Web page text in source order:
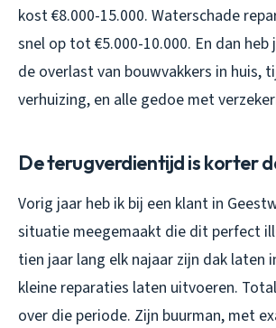
kost €8.000-15.000. Waterschade
snel op tot €5.000-10.000. En dan heb
de overlast van bouwvakkers in huis,
verhuizing, en alle gedoe met
De terugverdientijd is korter
Vorig jaar heb ik bij een klant in
situatie meegemaakt die dit perfect
tien jaar lang elk najaar zijn dak laten
kleine reparaties laten uitvoeren.
over die periode. Zijn buurman, met